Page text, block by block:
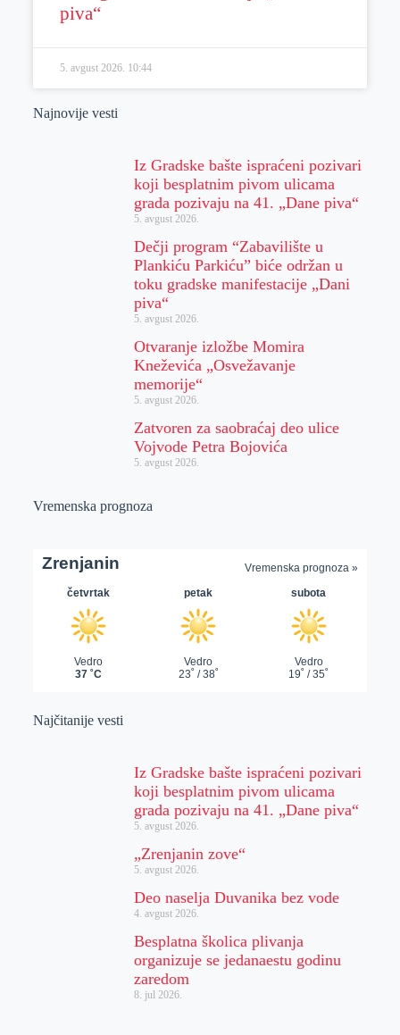
piva“
5. avgust 2026. 10:44
Najnovije vesti
Iz Gradske bašte ispraćeni pozivari
koji besplatnim pivom ulicama
grada pozivaju na 41. „Dane piva“
5. avgust 2026.
Dečji program “Zabavilište u
Plankiću Parkiću” biće održan u
toku gradske manifestacije „Dani
piva“
5. avgust 2026.
Otvaranje izložbe Momira
Kneževića „Osvežavanje
memorije“
5. avgust 2026.
Zatvoren za saobraćaj deo ulice
Vojvode Petra Bojovića
5. avgust 2026.
Vremenska prognoza
Najčitanije vesti
Iz Gradske bašte ispraćeni pozivari
koji besplatnim pivom ulicama
grada pozivaju na 41. „Dane piva“
5. avgust 2026.
„Zrenjanin zove“
5. avgust 2026.
Deo naselja Duvanika bez vode
4. avgust 2026.
Besplatna školica plivanja
organizuje se jedanaestu godinu
zaredom
8. jul 2026.